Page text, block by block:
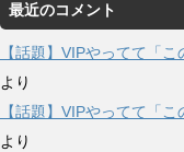
最近のコメント
【話題】VIPやってて「
より
【話題】VIPやってて「
より